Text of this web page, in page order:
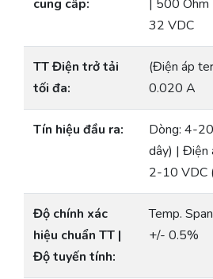
cung cấp:
| 500 Ohm
32 VDC
TT Điện trở tải
tối đa:
(Điện áp
0.020 A
Tín hiệu đầu ra:
Dòng: 4-
dây) | Điện
2-10 VDC
Độ chính xác
hiệu chuẩn TT |
Độ tuyến tính:
Temp.
+/- 0.5%